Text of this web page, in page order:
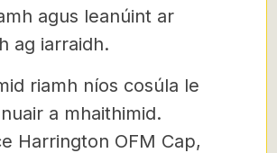
agus leanúint ar
ag iarraidh.
riamh níos cosúla le
a mhaithimid.
Harrington OFM Cap,